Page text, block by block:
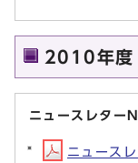
2010年度
ニュースレター
ニュース